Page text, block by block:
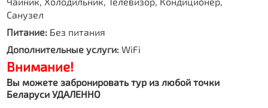
Санузел
Питание: Без питания
Дополнительные услуги: WiFi
Внимание!
Вы можете забронировать тур из любой точки
Беларуси УДАЛЕННО